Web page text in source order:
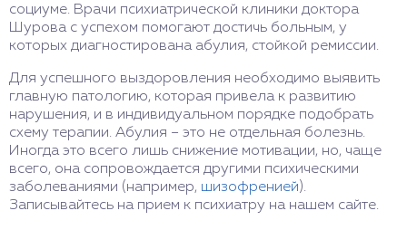
социуме. Врачи психиатрической клиники доктора
Шурова с успехом помогают достичь больным, у
которых диагностирована абулия, стойкой ремиссии.
Для успешного выздоровления необходимо выявить
главную патологию, которая привела к развитию
нарушения, и в индивидуальном порядке подобрать
схему терапии. Абулия – это не отдельная болезнь.
Иногда это всего лишь снижение мотивации, но, чаще
всего, она сопровождается другими психическими
заболеваниями (например, шизофренией).
Записывайтесь на прием к психиатру на нашем сайте.